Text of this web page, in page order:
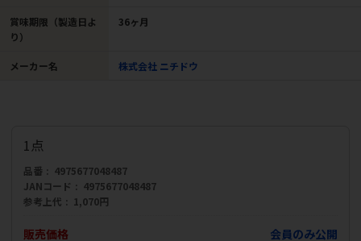
賞味期限（製造日よ
り）
36ヶ月
メーカー名 株式会社 ニチドウ
1点
品番
4975677048487
JANコード
4975677048487
参考上代
1,070円
販売価格 会員のみ公開